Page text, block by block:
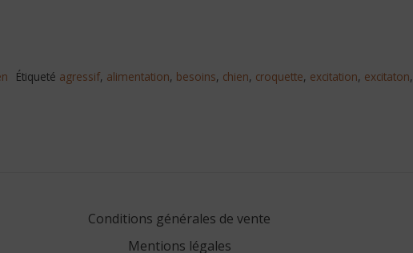
Étiqueté agressif, alimentation, besoins, chien, croquette, excitation, excitaton,
Conditions générales de vente
Mentions légales